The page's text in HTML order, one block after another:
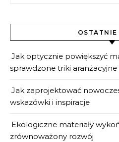
OSTATNIE
Jak optycznie powiększyć
sprawdzone triki aranżacyjne
Jak zaprojektować
wskazówki i inspiracje
Ekologiczne materiały
zrównoważony rozwój